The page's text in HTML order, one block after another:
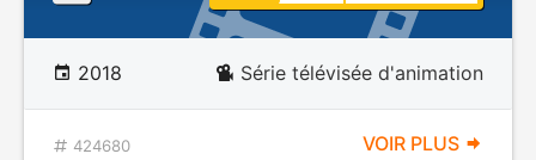
2018 Série télévisée d'animation
424680 VOIR PLUS